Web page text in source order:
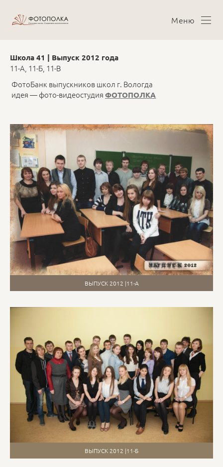
Меню
Школа 41 | Выпуск 2012 года
11-А, 11-Б, 11-В
ФотоБанк выпускников школ г. Вологда
идея — фото-видеостудия ФОТОПОЛКА
ВЫПУСК 2012 |11-А
ВЫПУСК 2012 |11-Б